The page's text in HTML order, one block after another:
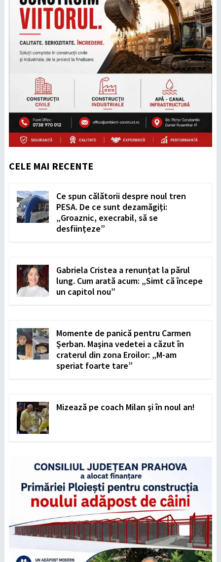
CELE MAI RECENTE
Ce spun călătorii despre noul tren
PESA. De ce sunt dezamăgiți:
„Groaznic, execrabil, să se
desființeze”
Gabriela Cristea a renunțat la părul
lung. Cum arată acum: „Simt că începe
un capitol nou”
Momente de panică pentru Carmen
Șerban. Mașina vedetei a căzut în
craterul din zona Eroilor: „M-am
speriat foarte tare”
Mizează pe coach Milan și în noul an!